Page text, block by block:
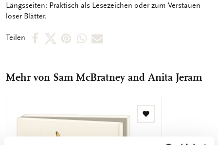
Längsseiten: Praktisch als Lesezeichen oder zum Verstauen
loser Blätter.
Teilen
Per Per Per PerPer
teilen
Mehr von Sam McBratney and Anita Jeram
Zur
hinzufügen